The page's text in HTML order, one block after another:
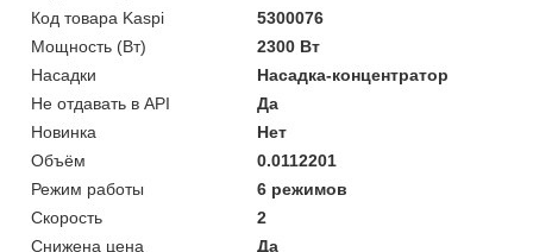
Код товара Kaspi
5300076
Мощность (Bт)
2300 Вт
Насадки
Насадка-концентратор
Не отдавать в API
Да
Новинка
Нет
Объём
0.0112201
Режим работы
6 режимов
Скорость
2
Снижена цена
Да